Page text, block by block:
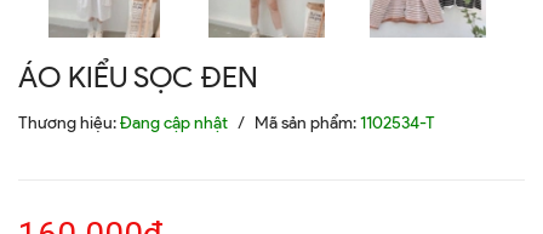
ÁO KIỂU SỌC ĐEN
Thương hiệu:Đang cập nhật / Mã sản phẩm:1102534-T